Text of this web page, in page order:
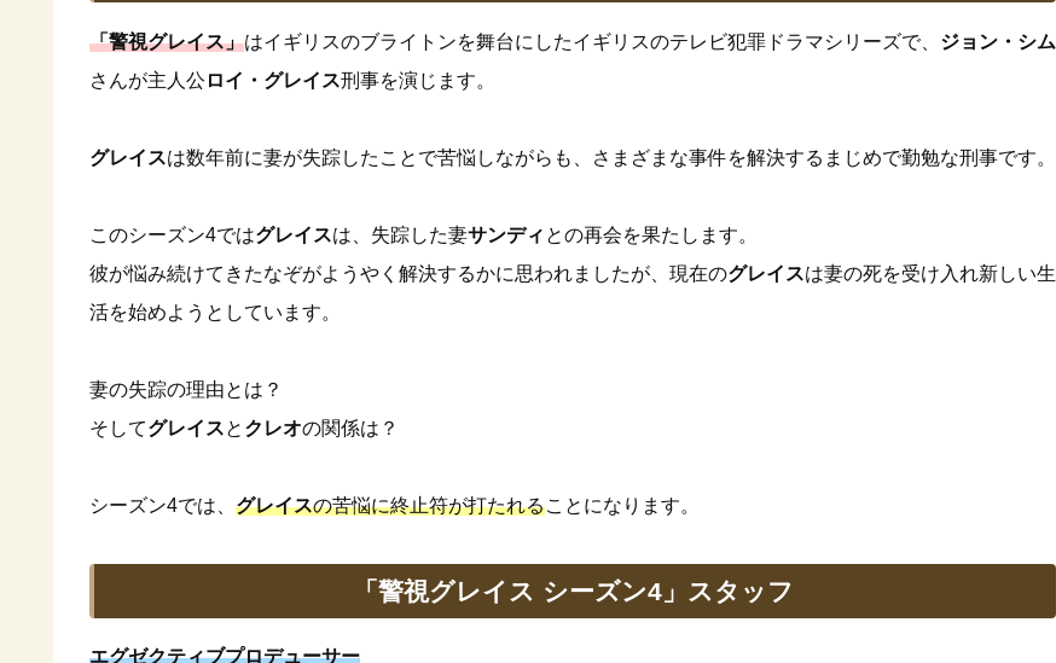
「警視グレイス」はイギリスのブライトンを舞台にしたイギリスのテレビ犯罪ドラマシリーズで、 ジョン・シム
さんが主人公ロイ・グレイス刑事を演じます。
グレイスは数年前に妻が失踪したことで苦悩しながらも、さまざまな事件を解決するまじめで勤勉な刑事です。
このシーズン4ではグレイスは、失踪した妻サンディ との再会を果たします。
彼が悩み続けてきたなぞがようやく解決するかに思われましたが、現在のグレイスは妻の死を受け入れ新しい生
活を始めようとしています。
妻の失踪の理由とは？
そしてグレイスと クレオの関係は？
シーズン4では、 グレイスの苦悩に終止符が打たれることになります。
「警視グレイス シーズン4」スタッフ
エグゼクティブプロデューサー